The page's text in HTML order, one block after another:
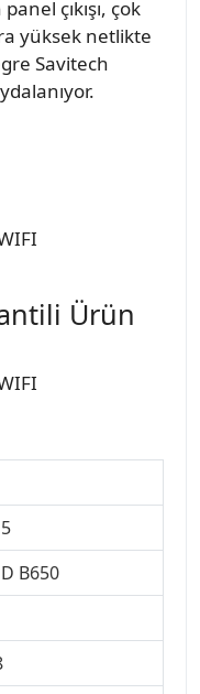
çıkışı, çok
yüksek netlikte
Savitech
Ürün
B650